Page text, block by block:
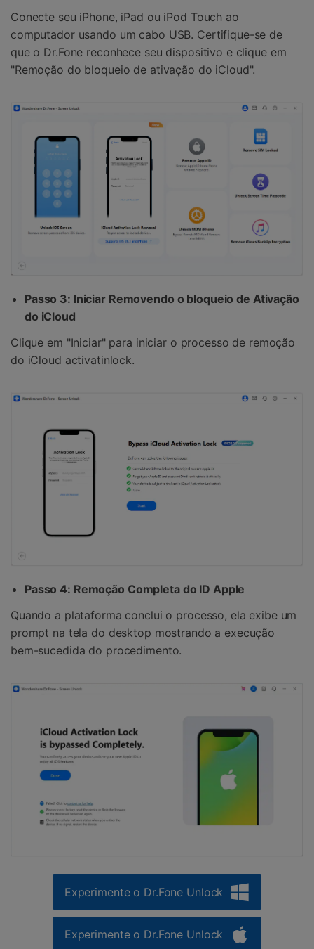
Conecte seu iPhone, iPad ou iPod Touch ao
computador usando um cabo USB. Certifique-se de
que o Dr.Fone reconhece seu dispositivo e clique em
"Remoção do bloqueio de ativação do iCloud".
Passo 3: Iniciar Removendo o bloqueio de Ativação
do iCloud
Clique em "Iniciar" para iniciar o processo de remoção
do iCloud activatinlock.
Passo 4: Remoção Completa do ID Apple
Quando a plataforma conclui o processo, ela exibe um
prompt na tela do desktop mostrando a execução
bem-sucedida do procedimento.
Experimente o Dr.Fone Unlock
Experimente o Dr.Fone Unlock